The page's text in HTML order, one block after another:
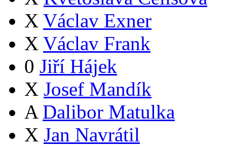
X Václav Exner
X Václav Frank
0 Jiří Hájek
X Josef Mandík
A Dalibor Matulka
X Jan Navrátil